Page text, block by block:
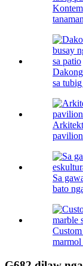
sa
pavilion
Sa
bato
marmol